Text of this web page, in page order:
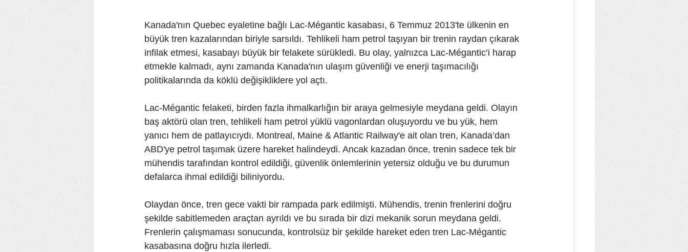
Kanada'nın Quebec eyaletine bağlı Lac-Mégantic kasabası, 6 Temmuz 2013'te ülkenin en
büyük tren kazalarından biriyle sarsıldı. Tehlikeli ham petrol taşıyan bir trenin raydan çıkarak
infilak etmesi, kasabayı büyük bir felakete sürükledi. Bu olay, yalnızca Lac-Mégantic’i harap
etmekle kalmadı, aynı zamanda Kanada'nın ulaşım güvenliği ve enerji taşımacılığı
politikalarında da köklü değişikliklere yol açtı.
Lac-Mégantic felaketi, birden fazla ihmalkarlığın bir araya gelmesiyle meydana geldi. Olayın
baş aktörü olan tren, tehlikeli ham petrol yüklü vagonlardan oluşuyordu ve bu yük, hem
yanıcı hem de patlayıcıydı. Montreal, Maine & Atlantic Railway'e ait olan tren, Kanada’dan
ABD'ye petrol taşımak üzere hareket halindeydi. Ancak kazadan önce, trenin sadece tek bir
mühendis tarafından kontrol edildiği, güvenlik önlemlerinin yetersiz olduğu ve bu durumun
defalarca ihmal edildiği biliniyordu.
Olaydan önce, tren gece vakti bir rampada park edilmişti. Mühendis, trenin frenlerini doğru
şekilde sabitlemeden araçtan ayrıldı ve bu sırada bir dizi mekanik sorun meydana geldi.
Frenlerin çalışmaması sonucunda, kontrolsüz bir şekilde hareket eden tren Lac-Mégantic
kasabasına doğru hızla ilerledi.